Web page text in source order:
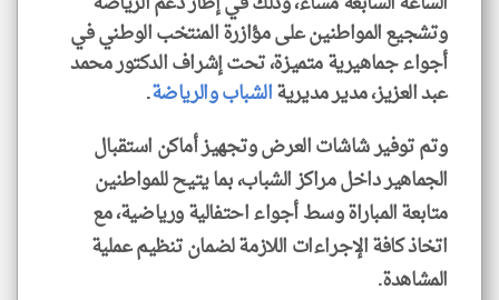
وتشجيع المواطنين على مؤازرة المنتخب الوطني في
أجواء جماهيرية متميزة، تحت إشراف الدكتور محمد
عبد العزيز، مدير مديريةالشباب والرياضة.
وتم توفير شاشات العرض وتجهيز أماكن استقبال
الجماهير داخل مراكز الشباب، بما يتيح للمواطنين
متابعة المباراة وسط أجواء احتفالية ورياضية، مع
اتخاذ كافة الإجراءات اللازمة لضمان تنظيم عملية
المشاهدة.